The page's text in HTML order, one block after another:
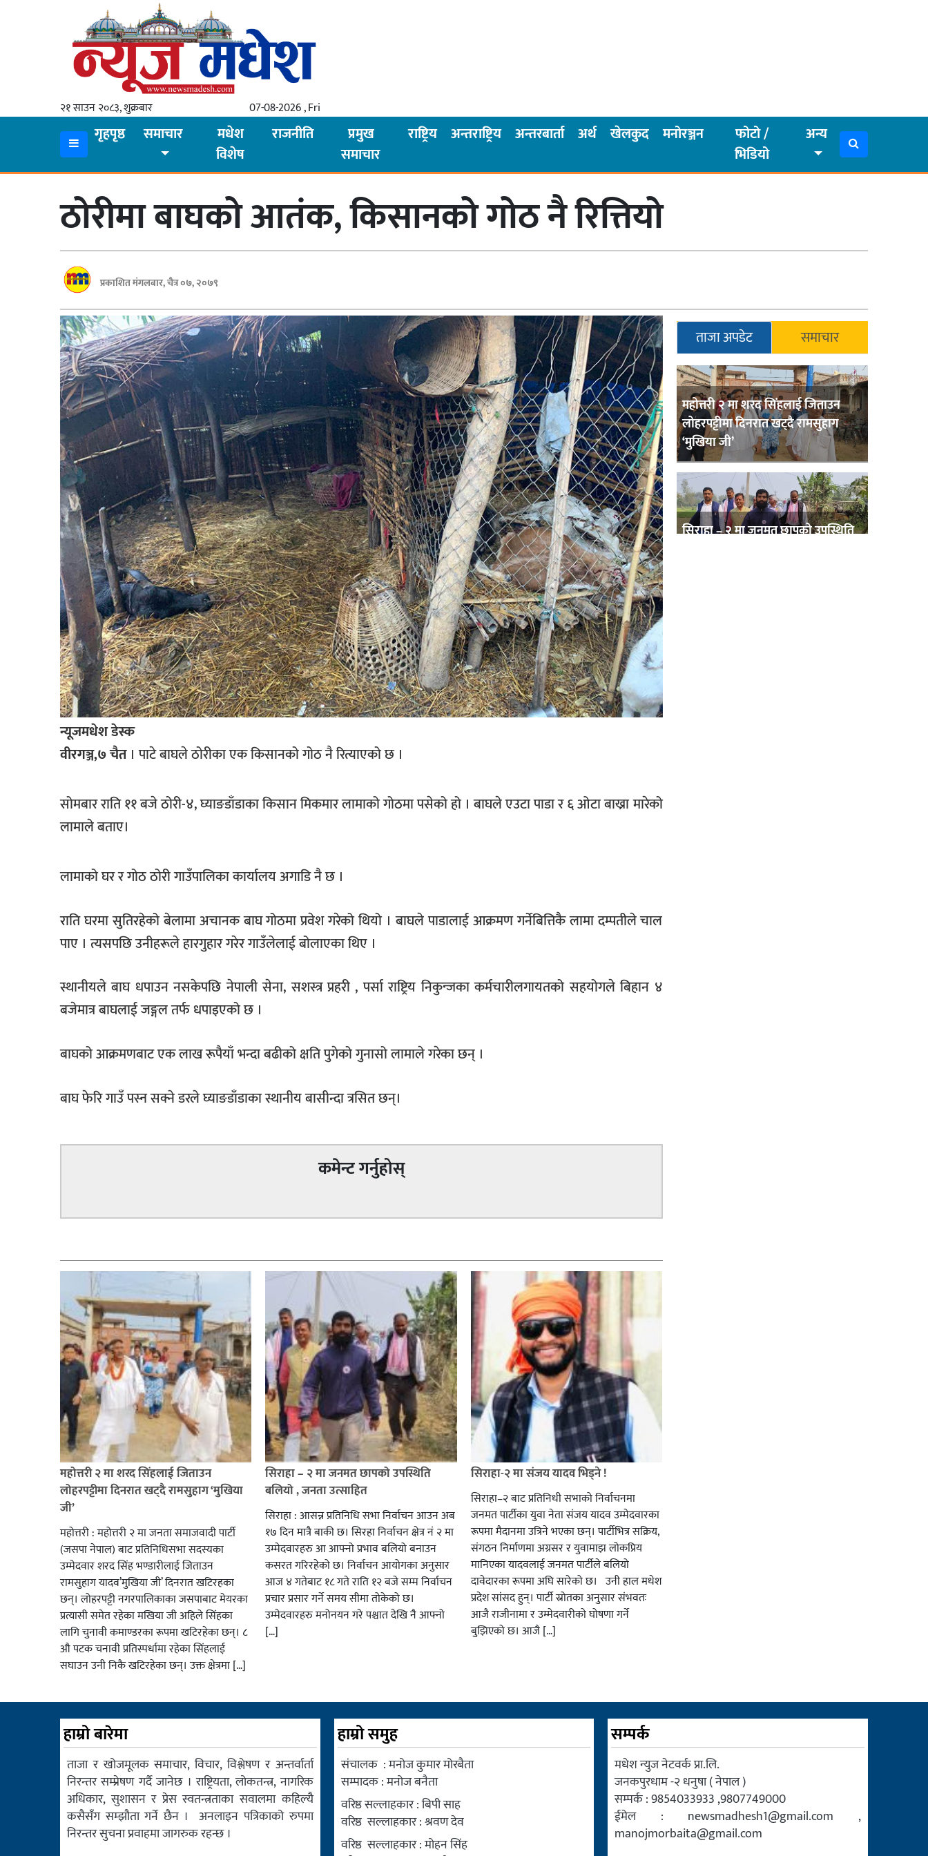
२१ साउन २०८३, शुक्रबार 07-08-2026 , Fri
गृहपृष्ठ समाचार
मधेश
विशेष
राजनीति
प्रमुख
समाचार
राष्ट्रिय अन्तराष्ट्रिय अन्तरबार्ता अर्थ खेलकुद मनोरञ्जन
फोटो /
भिडियो
अन्य
सुदूरपश्चिम
अन्तराष्ट्रिय
अन्तरबार्ता
ठोरीमा बाघको आतंक, किसानको गोठ नै रित्तियो
प्रकाशित मंगलबार, चैत्र ०७, २०७९
न्यूजमधेश डेस्क
वीरगञ्ज,७ चैत। पाटे बाघले ठोरीका एक किसानको गोठ नै रित्याएको छ ।
सोमबार राति ११ बजे ठोरी-४, घ्याङडाँडाका किसान मिकमार लामाको गोठमा पसेको हो । बाघले एउटा पाडा र ६ ओटा बाख्रा मारेको
लामाले बताए।
लामाको घर र गोठ ठोरी गाउँपालिका कार्यालय अगाडि नै छ ।
राति घरमा सुतिरहेको बेलामा अचानक बाघ गोठमा प्रवेश गरेको थियो । बाघले पाडालाई आक्रमण गर्नेबित्तिकै लामा दम्पतीले चाल
पाए । त्यसपछि उनीहरूले हारगुहार गरेर गाउँलेलाई बोलाएका थिए ।
स्थानीयले बाघ धपाउन नसकेपछि नेपाली सेना, सशस्त्र प्रहरी , पर्सा राष्ट्रिय निकुन्जका कर्मचारीलगायतको सहयोगले बिहान ४
बजेमात्र बाघलाई जङ्गल तर्फ धपाइएको छ ।
बाघको आक्रमणबाट एक लाख रूपैयाँ भन्दा बढीको क्षति पुगेको गुनासो लामाले गरेका छन् ।
बाघ फेरि गाउँ पस्न सक्ने डरले घ्याङडाँडाका स्थानीय बासीन्दा त्रसित छन्।
ताजा अपडेट समाचार
महोत्तरी २ मा शरद सिंहलाई जिताउन
लोहरपट्टीमा दिनरात खट्दै रामसुहाग
‘मुखिया जी’
सिराहा – २ मा जनमत छापको उपस्थिति
कमेन्ट गर्नुहोस्
महोत्तरी २ मा शरद सिंहलाई जिताउन
लोहरपट्टीमा दिनरात खट्दै रामसुहाग ‘मुखिया
जी’
महोत्तरी : महोत्तरी २ मा जनता समाजवादी पार्टी
(जसपा नेपाल) बाट प्रतिनिधिसभा सदस्यका
उम्मेदवार शरद सिंह भण्डारीलाई जिताउन
रामसुहाग यादव’मुखिया जी’ दिनरात खटिरहका
छन्। लोहरपट्टी नगरपालिकाका जसपाबाट मेयरका
प्रत्यासी समेत रहेका मखिया जी अहिले सिंहका
लागि चुनावी कमाण्डरका रूपमा खटिरहेका छन्। ८
औ पटक चनावी प्रतिस्पर्धामा रहेका सिंहलाई
सघाउन उनी निकै खटिरहेका छन्। उक्त क्षेत्रमा […]
सिराहा – २ मा जनमत छापको उपस्थिति
बलियो , जनता उत्साहित
सिराहा : आसन्न प्रतिनिधि सभा निर्वाचन आउन अब
१७ दिन मात्रै बाकी छ। सिरहा निर्वाचन क्षेत्र नं २ मा
उम्मेदवारहरु आ आफ्नो प्रभाव बलियो बनाउन
कसरत गरिरहेको छ। निर्वाचन आयोगका अनुसार
आज ४ गतेबाट १८ गते राति १२ बजे सम्म निर्वाचन
प्रचार प्रसार गर्ने समय सीमा तोकेको छ।
उम्मेदवारहरु मनोनयन गरे पश्चात देखि नै आफ्नो
[…]
सिराहा-२ मा संजय यादव भिड्ने !
सिराहा–२ बाट प्रतिनिधी सभाको निर्वाचनमा
जनमत पार्टीका युवा नेता संजय यादव उम्मेदवारका
रूपमा मैदानमा उत्रिने भएका छन्। पार्टीभित्र सक्रिय,
संगठन निर्माणमा अग्रसर र युवामाझ लोकप्रिय
मानिएका यादवलाई जनमत पार्टीले बलियो
दावेदारका रूपमा अघि सारेको छ। उनी हाल मधेश
प्रदेश सांसद हुन्। पार्टी स्रोतका अनुसार संभवतः
आजै राजीनामा र उम्मेदवारीको घोषणा गर्ने
बुझिएको छ। आजै […]
हाम्रो बारेमा
ताजा र खोजमूलक समाचार, विचार, विश्लेषण र अन्तर्वार्ता
निरन्तर सम्प्रेषण गर्दै जानेछ । राष्ट्रियता, लोकतन्त्र, नागरिक
अधिकार, सुशासन र प्रेस स्वतन्त्रताका सवालमा कहिल्यै
कसैसँग सम्झौता गर्ने छैन । अनलाइन पत्रिकाको रुपमा
निरन्तर सुचना प्रवाहमा जागरुक रहन्छ ।
हाम्रो समुह
संचालक : मनोज कुमार मोरबैता
सम्पादक : मनोज बनैता
वरिष्ठ सल्लाहकार : बिपी साह
वरिष्ठ सल्लाहकार : श्रवण देव
वरिष्ठ सल्लाहकार : मोहन सिंह
सम्पर्क
मधेश न्युज नेटवर्क प्रा.लि.
जनकपुरधाम -२ धनुषा ( नेपाल )
सम्पर्क : 9854033933 ,9807749000
ईमेल : newsmadhesh1@gmail.com ,
manojmorbaita@gmail.com